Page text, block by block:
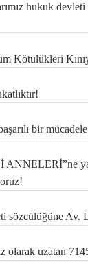
hukuk devleti
Kötülükleri
bir
sözcülüğüne Av.
olarak uzatan